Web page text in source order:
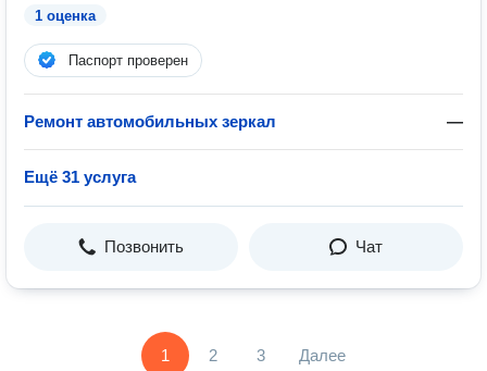
1 оценка
Паспорт проверен
Ремонт автомобильных зеркал —
Ещё 31 услуга
Позвонить Чат
1 2 3 Далее